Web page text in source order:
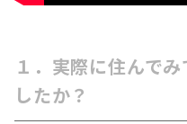
１．実際に住んで
したか？